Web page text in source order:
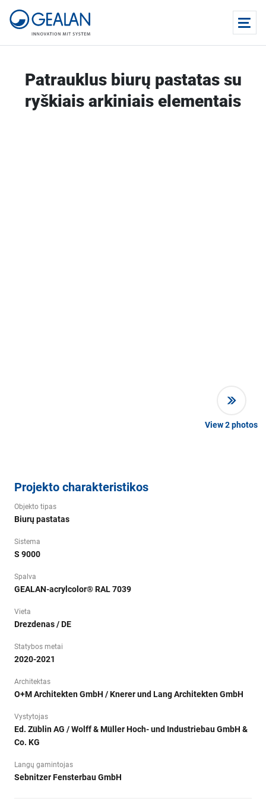
Patrauklus biurų pastatas su
ryškiais arkiniais elementais
View2photos
Projekto charakteristikos
Objekto tipas
Biurų pastatas
Sistema
S 9000
Spalva
GEALAN-acrylcolor® RAL 7039
Vieta
Drezdenas / DE
Statybos metai
2020-2021
Architektas
O+M Architekten GmbH / Knerer und Lang Architekten GmbH
Vystytojas
Ed. Züblin AG / Wolff & Müller Hoch- und Industriebau GmbH &
Co. KG
Langų gamintojas
Sebnitzer Fensterbau GmbH